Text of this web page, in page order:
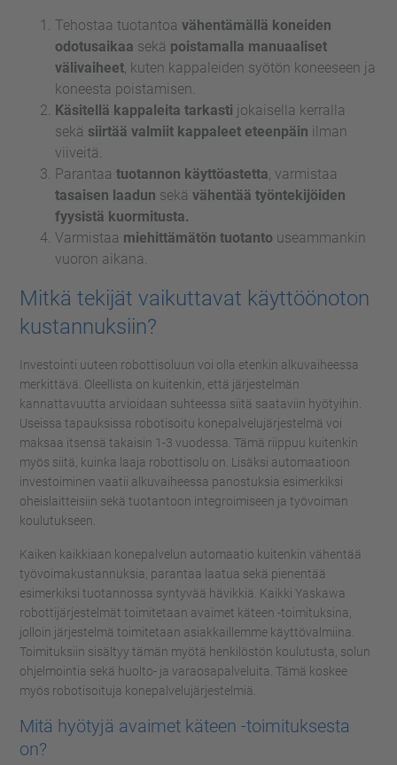
Tehostaa tuotantoa vähentämällä koneiden
odotusaikaa sekä poistamalla manuaaliset
välivaiheet, kuten kappaleiden syötön koneeseen ja
koneesta poistamisen.
Käsitellä kappaleita tarkasti jokaisella kerralla
sekä siirtää valmiit kappaleet eteenpäin ilman
viiveitä.
Parantaa tuotannon käyttöastetta, varmistaa
tasaisen laadun sekä vähentää työntekijöiden
fyysistä kuormitusta.
Varmistaa miehittämätön tuotanto useammankin
vuoron aikana.
Mitkä tekijät vaikuttavat käyttöönoton
kustannuksiin?
Investointi uuteen robottisoluun voi olla etenkin alkuvaiheessa
merkittävä. Oleellista on kuitenkin, että järjestelmän
kannattavuutta arvioidaan suhteessa siitä saataviin hyötyihin.
Useissa tapauksissa robotisoitu konepalvelujärjestelmä voi
maksaa itsensä takaisin 1-3 vuodessa. Tämä riippuu kuitenkin
myös siitä, kuinka laaja robottisolu on. Lisäksi automaatioon
investoiminen vaatii alkuvaiheessa panostuksia esimerkiksi
oheislaitteisiin sekä tuotantoon integroimiseen ja työvoiman
koulutukseen.
Kaiken kaikkiaan konepalvelun automaatio kuitenkin vähentää
työvoimakustannuksia, parantaa laatua sekä pienentää
esimerkiksi tuotannossa syntyvää hävikkiä. Kaikki Yaskawa
robottijärjestelmät toimitetaan avaimet käteen -toimituksina,
jolloin järjestelmä toimitetaan asiakkaillemme käyttövalmiina.
Toimituksiin sisältyy tämän myötä henkilöstön koulutusta, solun
ohjelmointia sekä huolto- ja varaosapalveluita. Tämä koskee
myös robotisoituja konepalvelujärjestelmiä.
Mitä hyötyjä avaimet käteen -toimituksesta
on?